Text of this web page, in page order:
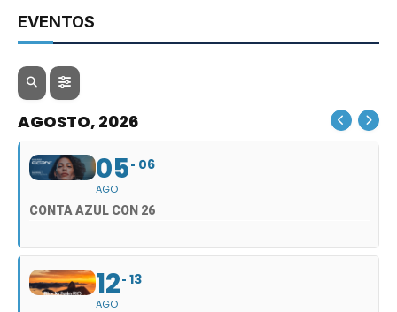
EVENTOS
AGOSTO, 2026
05
AGO
06
CONTA AZUL CON 26
12
AGO
13